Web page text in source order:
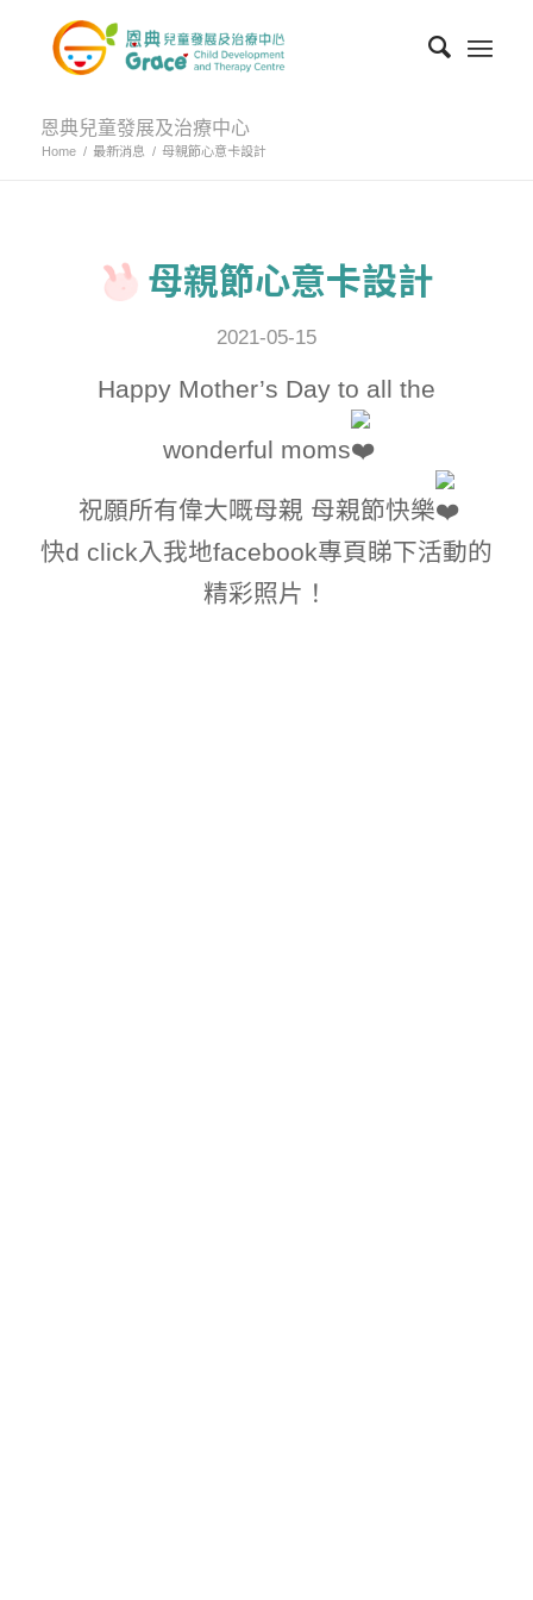
恩典兒童發展及治療中心
Home / 最新消息 / 母親節心意卡設計
母親節心意卡設計
2021-05-15
Happy Mother’s Day to all the
wonderful moms
祝願所有偉大嘅母親 母親節快樂
快d click入我地facebook專頁睇下活動的
精彩照片！